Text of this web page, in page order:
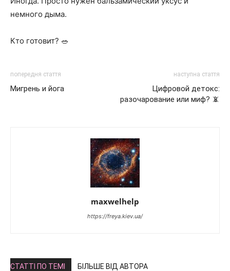
немного дыма.
Кто готовит? 🥗
попередня стаття
Мигрень и йога
наступна стаття
Цифровой детокс:
разочарование или миф? 📵
maxwelhelp
https://freya.kiev.ua/
СТАТТІ ПО ТЕМІ БІЛЬШЕ ВІД АВТОРА